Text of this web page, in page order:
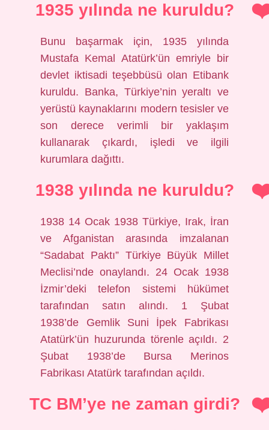
1935 yılında ne kuruldu?
Bunu başarmak için, 1935 yılında
Mustafa Kemal Atatürk’ün emriyle bir
devlet iktisadi teşebbüsü olan Etibank
kuruldu. Banka, Türkiye’nin yeraltı ve
yerüstü kaynaklarını modern tesisler ve
son derece verimli bir yaklaşım
kullanarak çıkardı, işledi ve ilgili
kurumlara dağıttı.
1938 yılında ne kuruldu?
1938 14 Ocak 1938 Türkiye, Irak, İran
ve Afganistan arasında imzalanan
“Sadabat Paktı” Türkiye Büyük Millet
Meclisi’nde onaylandı. 24 Ocak 1938
İzmir’deki telefon sistemi hükümet
tarafından satın alındı. 1 Şubat
1938’de Gemlik Suni İpek Fabrikası
Atatürk’ün huzurunda törenle açıldı. 2
Şubat 1938’de Bursa Merinos
Fabrikası Atatürk tarafından açıldı.
TC BM’ye ne zaman girdi?